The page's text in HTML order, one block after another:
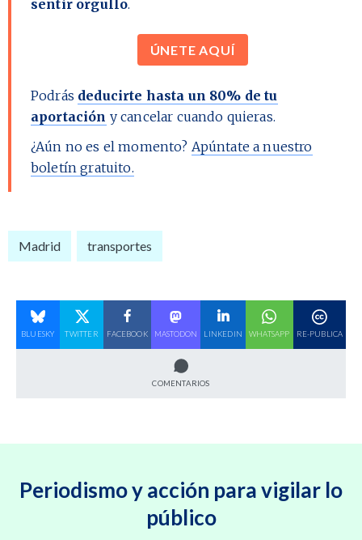
sentir orgullo.
ÚNETE AQUÍ
Podrás deducirte hasta un 80% de tu
aportación y cancelar cuando quieras.
¿Aún no es el momento? Apúntate a nuestro
boletín gratuito.
Madrid transportes
BLUESKY TWITTER FACEBOOK MASTODON LINKEDIN WHATSAPP RE-PUBLICA
COMENTARIOS
Periodismo y acción para vigilar lo
público